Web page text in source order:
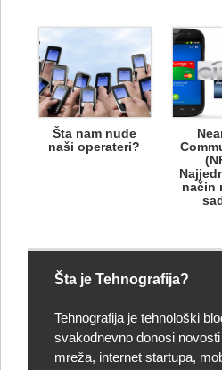
Šta nam nude
naši operateri?
način
Šta je Tehnografija?
Tehnografija je tehnološki
svakodnevno donosi
mreža, internet startupa,